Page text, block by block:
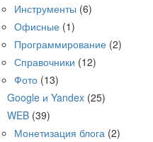
Инструменты (6)
Офисные (1)
Программирование (2)
Справочники (12)
Фото (13)
Google и Yandex (25)
WEB (39)
Монетизация блога (2)